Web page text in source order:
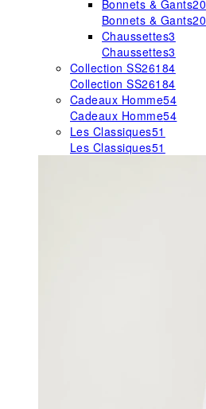
Bonnets & Gants20
Bonnets & Gants20
Chaussettes3
Chaussettes3
Collection SS26184
Collection SS26184
Cadeaux Homme54
Cadeaux Homme54
Les Classiques51
Les Classiques51